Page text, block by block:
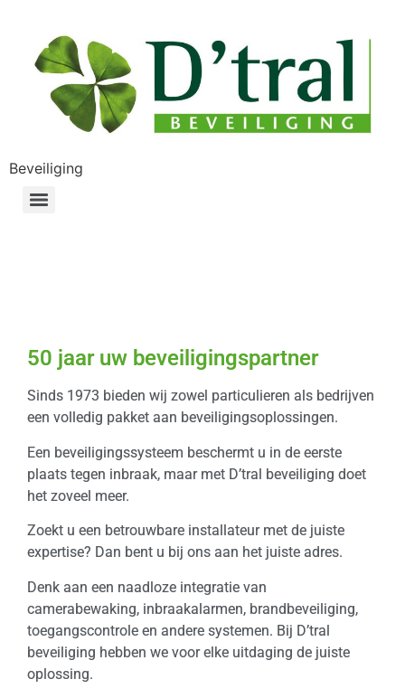
Beveiliging
50 jaar uw beveiligingspartner
Sinds 1973 bieden wij zowel particulieren als bedrijven
een volledig pakket aan beveiligingsoplossingen.
Een beveiligingssysteem beschermt u in de eerste
plaats tegen inbraak, maar met D’tral beveiliging doet
het zoveel meer.
Zoekt u een betrouwbare installateur met de juiste
expertise? Dan bent u bij ons aan het juiste adres.
Denk aan een naadloze integratie van
camerabewaking, inbraakalarmen, brandbeveiliging,
toegangscontrole en andere systemen. Bij D’tral
beveiliging hebben we voor elke uitdaging de juiste
oplossing.